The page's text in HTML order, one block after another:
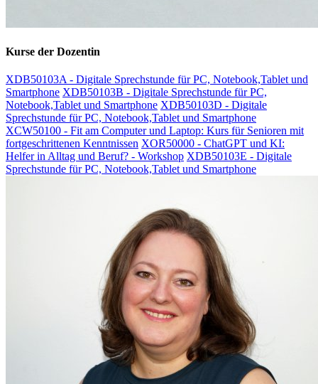
Kurse der Dozentin
XDB50103A - Digitale Sprechstunde für PC, Notebook,Tablet und
Smartphone XDB50103B - Digitale Sprechstunde für PC,
Notebook,Tablet und Smartphone XDB50103D - Digitale
Sprechstunde für PC, Notebook,Tablet und Smartphone
XCW50100 - Fit am Computer und Laptop: Kurs für Senioren mit
fortgeschrittenen Kenntnissen XOR50000 - ChatGPT und KI:
Helfer in Alltag und Beruf? - Workshop XDB50103E - Digitale
Sprechstunde für PC, Notebook,Tablet und Smartphone